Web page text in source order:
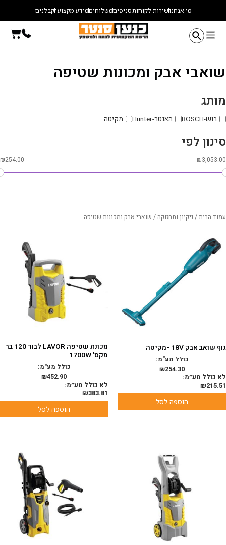
מי אנחנושירות לקוחותסניפיםמשלוחיםמידע מקצועיקבלנים
שואבי אבק ומכונות שטיפה
מותג
בוש-BOSCH האנטר-Hunter מקיטה
סינון לפי
₪254.00 ₪3,053.00
עמוד הבית/ ניקיון ותחזוקה / שואבי אבק ומכונות שטיפה
גוף שואב אבק 18V -מקיטה
₪254.30
כולל מע"מ:
לא כולל מע״מ:
₪215.51
הוספה לסל
מכונת שטיפה LAVOR לבור 120 בר
מקס’ 1700W
₪452.90
כולל מע"מ:
לא כולל מע״מ:
₪383.81
הוספה לסל